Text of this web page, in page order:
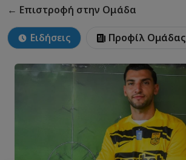
← Επιστροφή στην Ομάδα
Ειδήσεις Προφίλ Ομάδας